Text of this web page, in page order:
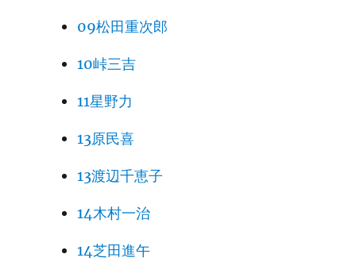
09松田重次郎
10峠三吉
11星野力
13原民喜
13渡辺千恵子
14木村一治
14芝田進午